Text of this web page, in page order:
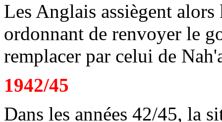
Les Anglais assiègent
ordonnant de renvoyer le
remplacer par celui de
1942/45
Dans les années 42/45, la